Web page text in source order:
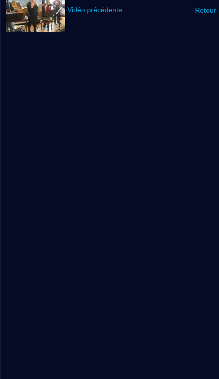
Vidéo précédente Retour